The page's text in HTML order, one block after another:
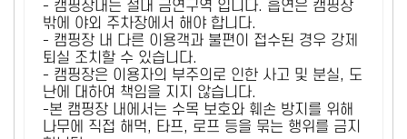
- 캠핑장내는 절대 금연구역 입니다. 흡연은 캠핑장
밖에 야외 주차장에서 해야 합니다.
- 캠핑장 내 다른 이용객과 불편이 접수된 경우 강제
퇴실 조치할 수 있습니다.
- 캠핑장은 이용자의 부주의로 인한 사고 및 분실, 도
난에 대하여 책임을 지지 않습니다.
-본 캠핑장 내에서는 수목 보호와 훼손 방지를 위해
나무에 직접 해먹, 타프, 로프 등을 묶는 행위를 금지